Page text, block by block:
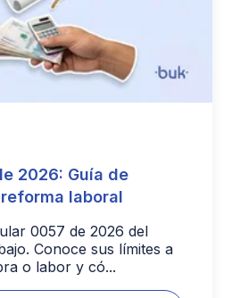
2026: Guía de
laboral
0057 de 2026 del
Conoce sus límites a
o labor y có...